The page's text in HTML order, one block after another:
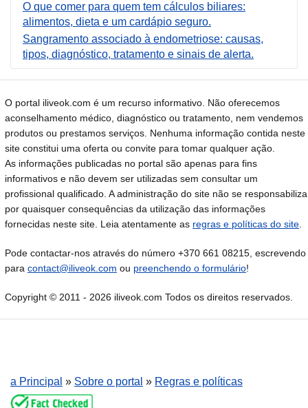
O que comer para quem tem cálculos biliares:
alimentos, dieta e um cardápio seguro.
Sangramento associado à endometriose: causas,
tipos, diagnóstico, tratamento e sinais de alerta.
O portal iliveok.com é um recurso informativo. Não oferecemos
aconselhamento médico, diagnóstico ou tratamento, nem vendemos
produtos ou prestamos serviços. Nenhuma informação contida neste
site constitui uma oferta ou convite para tomar qualquer ação.
As informações publicadas no portal são apenas para fins
informativos e não devem ser utilizadas sem consultar um
profissional qualificado. A administração do site não se responsabiliza
por quaisquer consequências da utilização das informações
fornecidas neste site. Leia atentamente as regras e políticas do site
Pode contactar-nos através do número +370 661 08215, escrevendo
para contact@iliveok.com ou preenchendo o formulário!
Copyright © 2011 - 2026 iliveok.com Todos os direitos reservados.
a Principal » Sobre o portal » Regras e políticas